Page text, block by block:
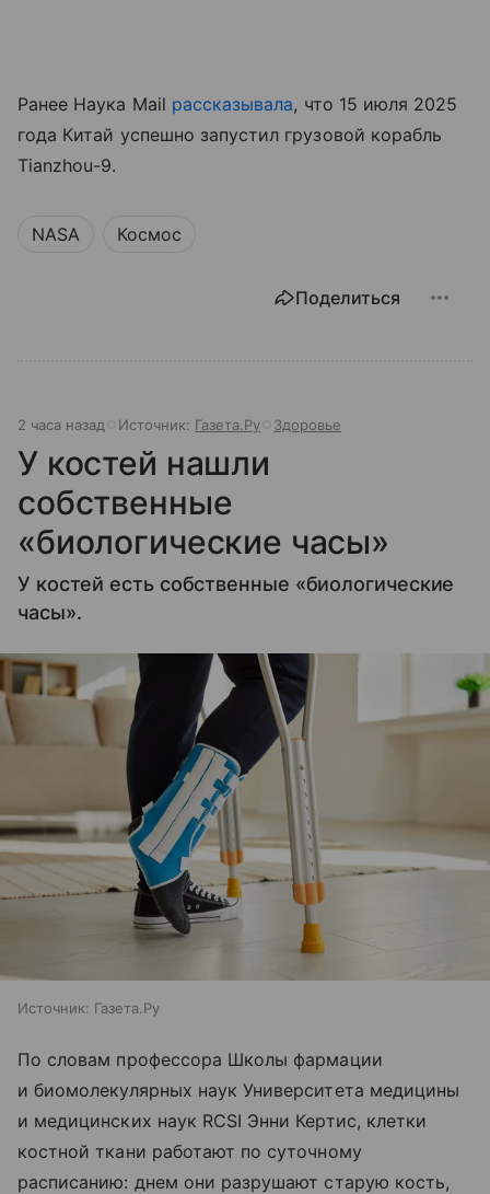
Ранее Наука Mail рассказывала, что 15 июля 2025
года Китай успешно запустил грузовой корабль
Tianzhou-9.
NASA Космос
Поделиться
2 часа назад Источник: Газета.Ру Здоровье
У костей нашли
собственные
«биологические часы»
У костей есть собственные «биологические
часы».
Источник: Газета.Ру
По словам профессора Школы фармации
и биомолекулярных наук Университета медицины
и медицинских наук RCSI Энни Кертис, клетки
костной ткани работают по суточному
расписанию: днем они разрушают старую кость,